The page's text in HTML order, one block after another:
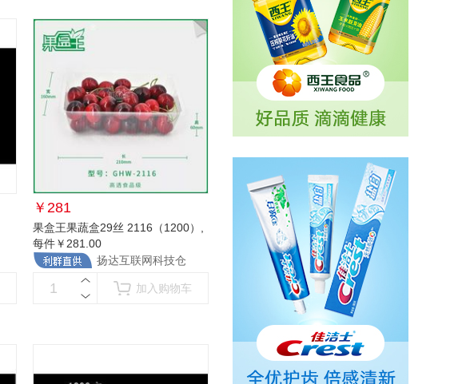
￥ 281
果盒王果蔬盒29丝 2116（1200）
每件￥281.00
扬达互联网科技仓
加入购物车